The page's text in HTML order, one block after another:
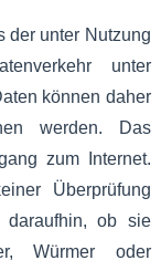
der unter Nutzung
unter
können daher
werden. Das
zum Internet.
Überprüfung
daraufhin, ob sie
Würmer oder